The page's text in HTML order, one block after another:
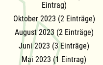
Eintrag)
Oktober 2023 (2 Einträge)
August 2023 (2 Einträge)
Juni 2023 (3 Einträge)
Mai 2023 (1 Eintrag)